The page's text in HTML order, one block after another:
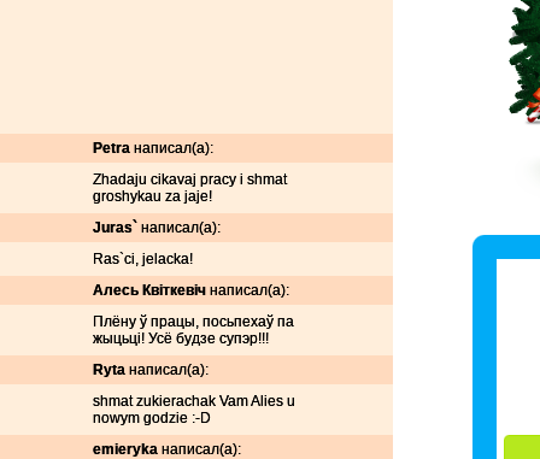
Petra написал(а):
Zhadaju cikavaj pracy i shmat
groshykau za jaje!
Juras` написал(а):
Ras`ci, jelacka!
Алесь Квіткевіч написал(а):
Плёну ў працы, посьпехаў па
жыцьці! Усё будзе супэр!!!
Ryta написал(а):
shmat zukierachak Vam Alies u
nowym godzie :-D
emieryka написал(а):